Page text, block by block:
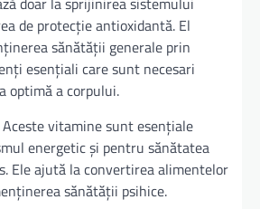
de protecție antioxidantă. El
sănătății generale prin
esențiali care sunt necesari
optimă a corpului.
Aceste vitamine sunt esențiale
energetic și pentru sănătatea
Ele ajută la convertirea alimentelor
sănătății psihice.